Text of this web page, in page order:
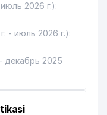
2026 г.):
- июль 2026 г.):
декабрь 2025